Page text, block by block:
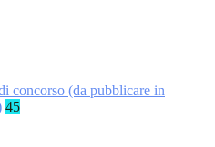
concorso (da pubblicare in
45